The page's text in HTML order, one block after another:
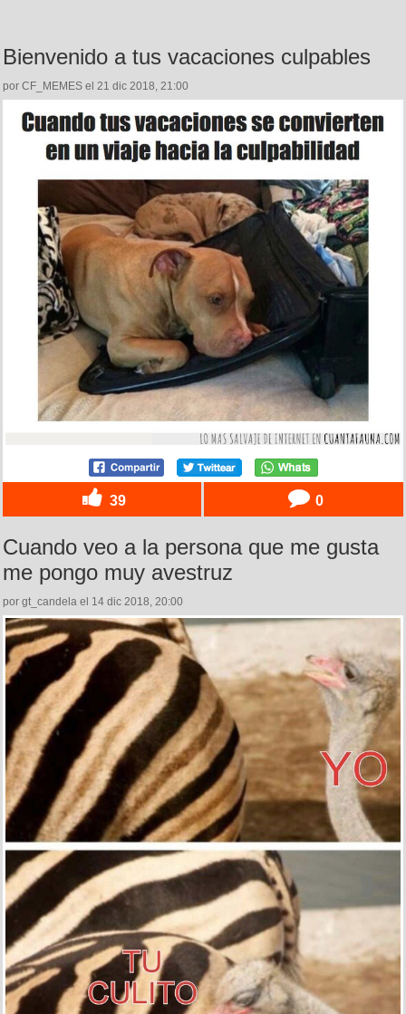
Bienvenido a tus vacaciones culpables
por CF_MEMES el 21 dic 2018, 21:00
39 0
Cuando veo a la persona que me gusta
me pongo muy avestruz
por gt_candela el 14 dic 2018, 20:00